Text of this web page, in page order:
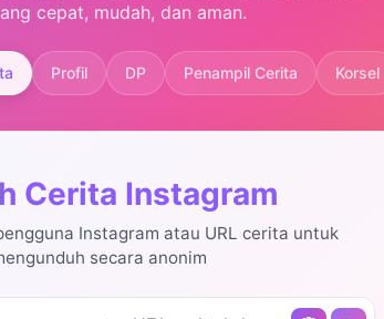
cepat, mudah, dan aman.
Profil DP Penampil Cerita Korsel
Cerita Instagram
Instagram atau URL cerita untuk
secara anonim